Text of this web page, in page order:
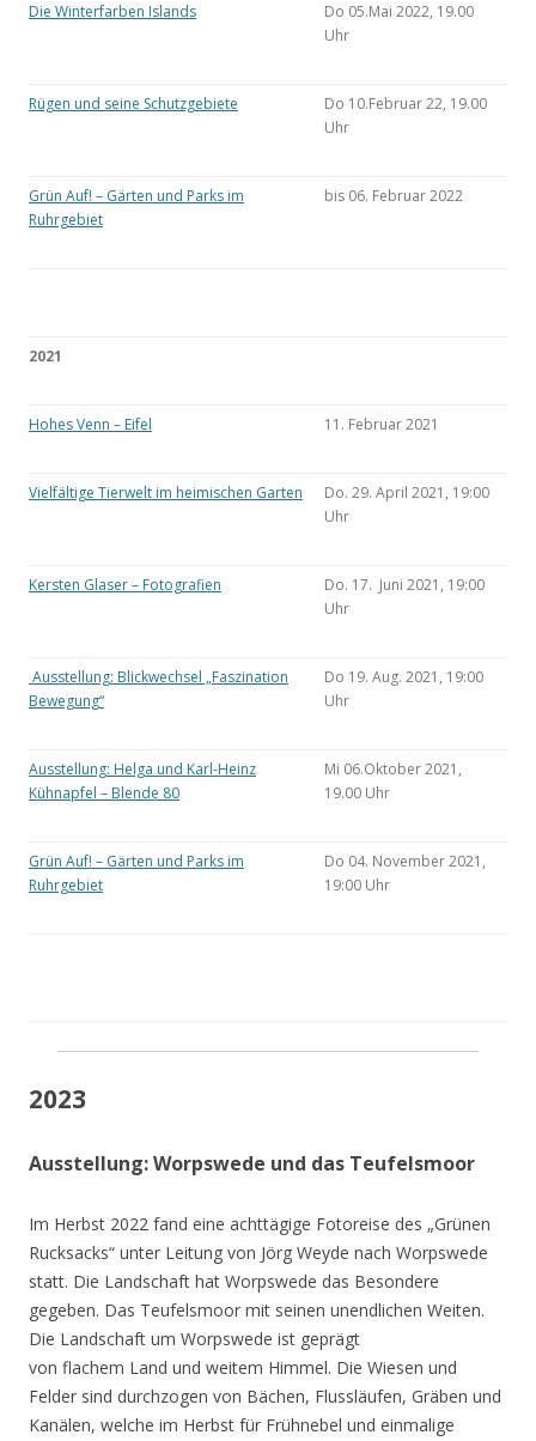
Die Winterfarben Islands
Do 05.Mai 2022, 19.00
Uhr
Rügen und seine Schutzgebiete
Do 10.Februar 22, 19.00
Uhr
Grün Auf! – Gärten und Parks im
Ruhrgebiet
bis 06. Februar 2022
2021
Hohes Venn – Eifel 11. Februar 2021
Vielfältige Tierwelt im heimischen Garten
Do. 29. April 2021, 19:00
Uhr
Kersten Glaser – Fotografien
Do. 17. Juni 2021, 19:00
Uhr
Ausstellung: Blickwechsel „Faszination
Bewegung“
Do 19. Aug. 2021, 19:00
Uhr
Ausstellung: Helga und Karl-Heinz
Kühnapfel – Blende 80
Mi 06.Oktober 2021,
19.00 Uhr
Grün Auf! – Gärten und Parks im
Ruhrgebiet
Do 04. November 2021,
19:00 Uhr
2023
Ausstellung: Worpswede und das Teufelsmoor
Im Herbst 2022 fand eine achttägige Fotoreise des „Grünen
Rucksacks“ unter Leitung von Jörg Weyde nach Worpswede
statt. Die Landschaft hat Worpswede das Besondere
gegeben. Das Teufelsmoor mit seinen unendlichen Weiten.
Die Landschaft um Worpswede ist geprägt
von flachem Land und weitem Himmel. Die Wiesen und
Felder sind durchzogen von Bächen, Flussläufen, Gräben und
Kanälen, welche im Herbst für Frühnebel und einmalige